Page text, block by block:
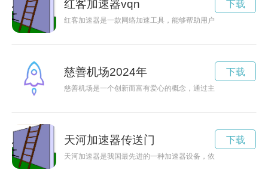
红客加速器vqn
红客加速器是一款网络加速工具，能够帮助用户提升网络速度
下载
慈善机场2024年
慈善机场是一个创新而富有爱心的概念，通过主动接受爱心捐
下载
天河加速器传送门
天河加速器是我国最先进的一种加速器设备，依托其超高能力
下载